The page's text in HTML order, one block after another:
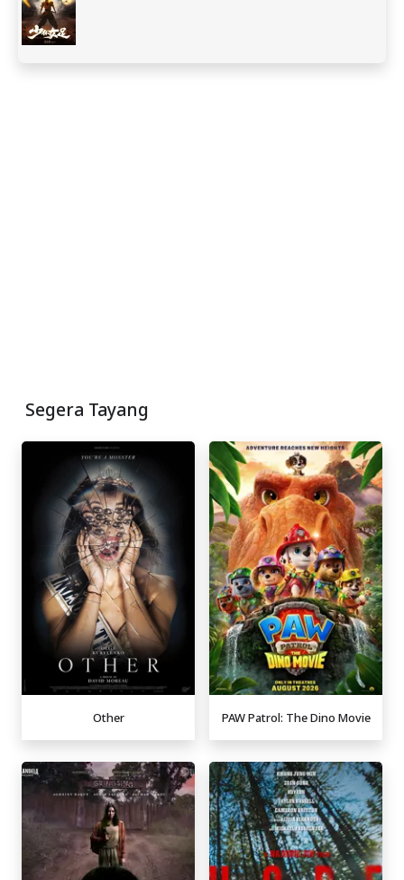
Segera Tayang
Other PAW Patrol: The Dino Movie